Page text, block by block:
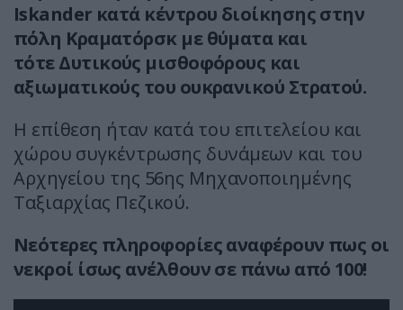
Iskander κατά κέντρου διοίκησης στην
πόλη Κραματόρσκ με θύματα και
τότεΔυτικούς μισθοφόρους και
αξιωματικούς του ουκρανικού Στρατού.
Η επίθεση ήταν κατά του επιτελείου και
χώρου συγκέντρωσης δυνάμεων και του
Αρχηγείου της 56ης Μηχανοποιημένης
Ταξιαρχίας Πεζικού.
Νεότερες πληροφορίες αναφέρουν πως οι
νεκροί ίσως ανέλθουν σε πάνω από 100!